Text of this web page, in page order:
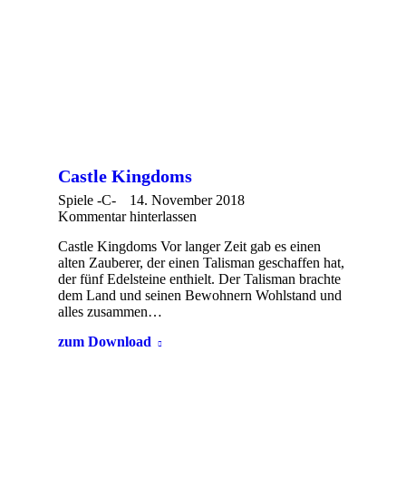
Castle Kingdoms
Spiele -C-
14. November 2018
Kommentar hinterlassen
Castle Kingdoms Vor langer Zeit gab es einen
alten Zauberer, der einen Talisman geschaffen hat,
der fünf Edelsteine ​​enthielt. Der Talisman brachte
dem Land und seinen Bewohnern Wohlstand und
alles zusammen…
zum Download